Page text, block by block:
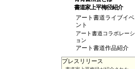
書道家上平梅径紹介
アート書道ライブイベ
ント
アート書道コラボレーシ
ョン
アート書道作品紹介